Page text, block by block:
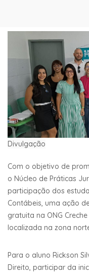
Divulgação
Com o objetivo de
o Núcleo de Práticas
participação dos
Contábeis, uma ação
gratuita na ONG
localizada na zona
Para o aluno Rickson
Direito, participar da